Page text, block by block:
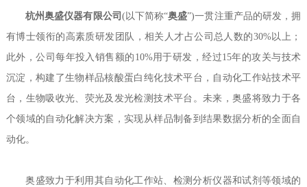
杭州奥盛仪器有限公司 (以下简称“奥盛”)一贯注重产品的研发，拥
有博士领衔的高素质研发团队，相关人才占公司总人数的30%以上；
此外，公司每年投入销售额的10%用于研发，经过15年的攻关与技术
沉淀，构建了生物样品核酸蛋白纯化技术平台，自动化工作站技术平
台，生物吸收光、荧光及发光检测技术平台。未来，奥盛将致力于各
个领域的自动化解决方案，实现从样品制备到结果数据分析的全面自
动化。
奥盛致力于利用其自动化工作站、检测分析仪器和试剂等领域的